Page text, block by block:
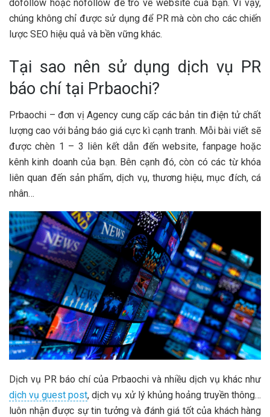
dofollow hoặc nofollow để trỏ về website của bạn. Vì vậy,
chúng không chỉ được sử dụng để PR mà còn cho các chiến
lược SEO hiệu quả và bền vững khác.
Tại sao nên sử dụng dịch vụ PR
báo chí tại Prbaochi?
Prbaochi – đơn vị Agency cung cấp các bản tin điện tử chất
lượng cao với bảng báo giá cực kì cạnh tranh. Mỗi bài viết sẽ
được chèn 1 – 3 liên kết dẫn đến website, fanpage hoặc
kênh kinh doanh của bạn. Bên cạnh đó, còn có các từ khóa
liên quan đến sản phẩm, dịch vụ, thương hiệu, mục đích, cá
nhân…
Dịch vụ PR báo chí của Prbaochi và nhiều dịch vụ khác như
dịch vụ guest post, dịch vụ xử lý khủng hoảng truyền thông…
luôn nhận được sự tin tưởng và đánh giá tốt của khách hàng